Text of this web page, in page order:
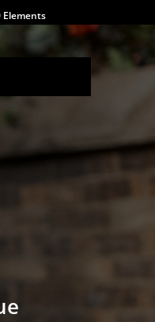
Elements